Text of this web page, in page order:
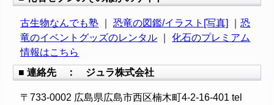
古生物なんでも塾 ｜恐竜の図鑑/イラスト[写真] ｜恐
竜のイベントグッズのレンタル ｜化石のプレミアム
情報はこちら
■ 連絡先 ： ジュラ株式会社
〒733-0002 広島県広島市西区楠木町4-2-16-401 tel